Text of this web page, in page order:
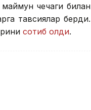
маймун чечаги билан
тавсиялар берди.
сотиб олди.